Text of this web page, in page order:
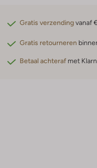
Gratis verzendingvanaf
Gratis retourneren
Betaal achteraf met